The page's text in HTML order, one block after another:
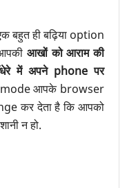
बहुत ही बढ़िया option
आखों को आराम की
में अपने phone पर
आपके browser
कर देता है कि आपको
न हो.